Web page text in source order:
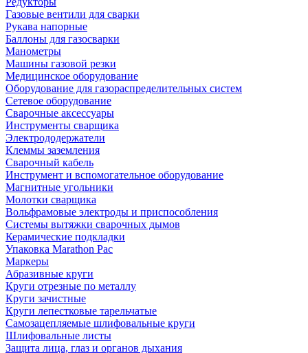
Газовые вентили для сварки
Рукава напорные
Баллоны для газосварки
Манометры
Машины газовой резки
Медицинское оборудование
Оборудование для газораспределительных систем
Сетевое оборудование
Сварочные аксессуары
Инструменты сварщика
Электрододержатели
Клеммы заземления
Сварочный кабель
Инструмент и вспомогательное оборудование
Магнитные угольники
Молотки сварщика
Вольфрамовые электроды и приспособления
Системы вытяжки сварочных дымов
Керамические подкладки
Упаковка Marathon Pac
Маркеры
Абразивные круги
Круги отрезные по металлу
Круги зачистные
Круги лепестковые тарельчатые
Самозацепляемые шлифовальные круги
Шлифовальные листы
Защита лица, глаз и органов дыхания